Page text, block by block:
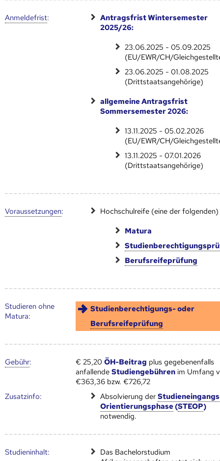
Anmelde­frist:
Antragsfrist Wintersemester
2025/26:
23.06.2025 - 05.09.2025
(EU/EWR/CH/
23.06.2025 - 01.08.2025
(Drittstaatsangehörige)
allgemeine Antragsfrist
Sommersemester 2026:
13.11.2025 - 05.02.2026
(EU/EWR/CH/
13.11.2025 - 07.01.2026
(Drittstaatsangehörige)
Voraus­setzungen: Hochschulreife (eine der folgenden)
Matura
Berufsreifeprüfung
Studieren ohne
Matura:
Studienberechtigungs- oder
Berufsreifeprüfung
Gebühr: € 25,20ÖH-Beitrag plus gegebenenfalls
anfallendeStudiengebühren im Umfang
€363,36 bzw. €726,72
Zusatz­info:
Absolvierung der
Orientierungsphase (STEOP)
notwendig.
Studien­inhalt:
Das Bachelorstudium